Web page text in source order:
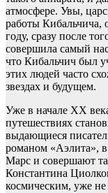
атмосфере. Увы,
работы Кибальчича,
году, сразу после
совершила самый
что Кибальчич был
этих людей часто
звездах и будущем.
Уже в начале XX
путешествиях
выдающиеся
романом «Аэлита», в
Марс и совершают
Константина
космическим, уже